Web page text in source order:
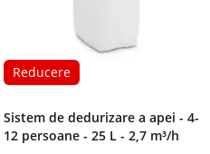
Reducere
Sistem de dedurizare a apei - 4-
12 persoane - 25 L - 2,7 m³/h